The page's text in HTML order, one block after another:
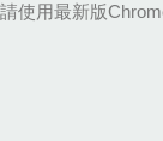
請使用最新版